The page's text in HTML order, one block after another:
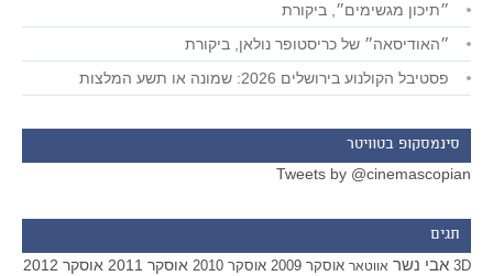
״תיכון מגשימים״, ביקורת
״האודיסאה״ של כריסטופר נולאן, ביקורת
פסטיבל הקולנוע בירושלים 2026: שמונה או תשע המלצות
סינמסקופ בטוויטר
Tweets by @cinemascopian
תגים
3D אבי נשר אווטאר אוסקר 2009 אוסקר 2010 אוסקר 2011 אוסקר 2012